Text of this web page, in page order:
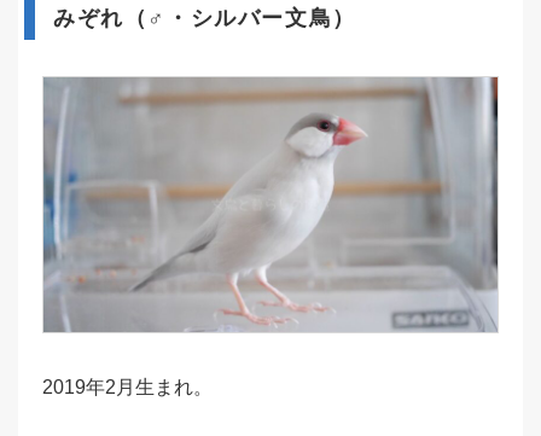
みぞれ（♂・シルバー文鳥）
2019年2月生まれ。